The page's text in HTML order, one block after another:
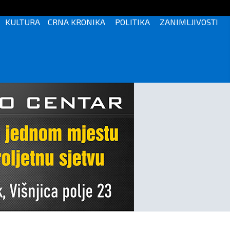
KULTURA CRNA KRONIKA POLITIKA ZANIMLJIVOSTI